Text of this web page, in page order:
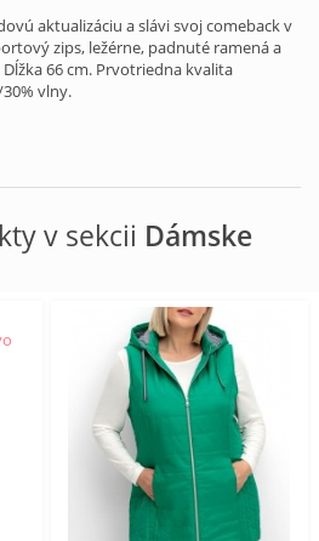
aktualizáciu a slávi svoj comeback v
zips, ležérne, padnuté ramená a
66 cm. Prvotriedna kvalita
vlny.
v sekcii Dámske